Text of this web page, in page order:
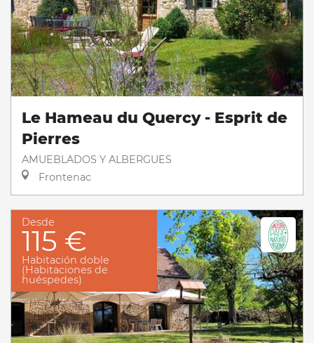
Le Hameau du Quercy - Esprit de
Pierres
AMUEBLADOS Y ALBERGUES
Frontenac
Desde
115 €
Habitación doble
(Habitaciones de
huéspedes)